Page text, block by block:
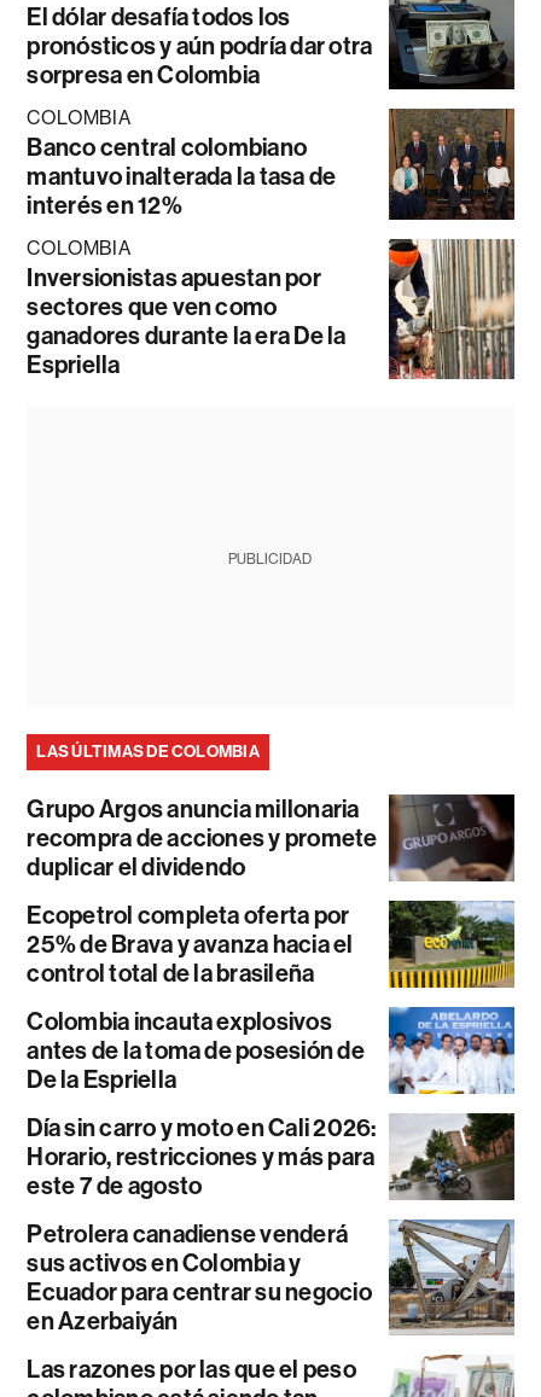
El dólar desafía todos los
pronósticos y aún podría dar otra
sorpresa en Colombia
COLOMBIA
Banco central colombiano
mantuvo inalterada la tasa de
interés en 12%
COLOMBIA
Inversionistas apuestan por
sectores que ven como
ganadores durante la era De la
Espriella
PUBLICIDAD
LAS ÚLTIMAS DE COLOMBIA
Grupo Argos anuncia millonaria
recompra de acciones y promete
duplicar el dividendo
Ecopetrol completa oferta por
25% de Brava y avanza hacia el
control total de la brasileña
Colombia incauta explosivos
antes de la toma de posesión de
De la Espriella
Día sin carro y moto en Cali 2026:
Horario, restricciones y más para
este 7 de agosto
Petrolera canadiense venderá
sus activos en Colombia y
Ecuador para centrar su negocio
en Azerbaiyán
Las razones por las que el peso